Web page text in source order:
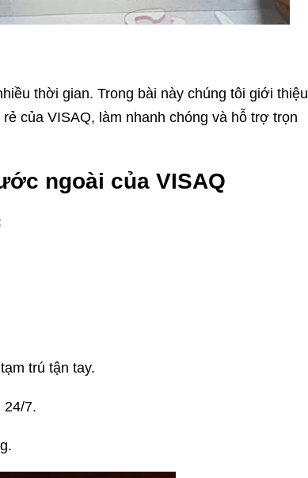
thời gian. Trong bài này chúng tôi giới thiệu
rẻ của VISAQ, làm nhanh chóng và hỗ trợ trọn
ngoài của VISAQ
trú tận tay.
24/7.